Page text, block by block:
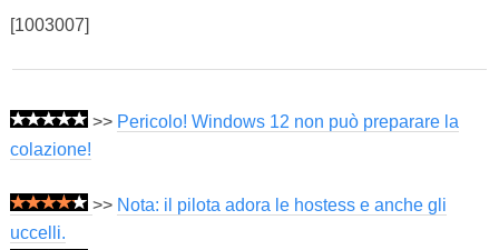
[1003007]
>> Pericolo! Windows 12 non può preparare la
colazione!
>> Nota: il pilota adora le hostess e anche gli
uccelli.